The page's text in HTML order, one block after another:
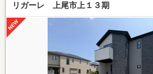
リガーレ 上尾市上１３期